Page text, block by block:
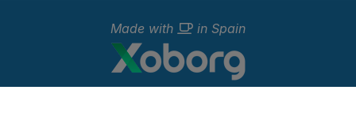
Made with in Spain